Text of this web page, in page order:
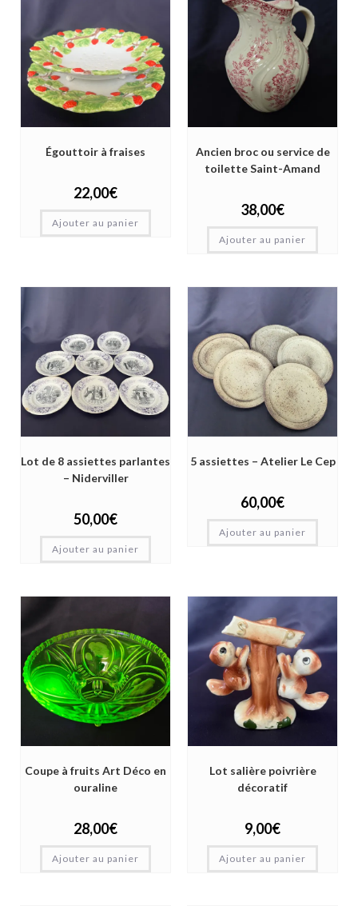
Égouttoir à fraises
22,00€
Ajouter au panier
Ancien broc ou service de
toilette Saint-Amand
38,00€
Ajouter au panier
Lot de 8 assiettes parlantes
– Niderviller
50,00€
Ajouter au panier
5 assiettes – Atelier Le Cep
60,00€
Ajouter au panier
Coupe à fruits Art Déco en
ouraline
28,00€
Ajouter au panier
Lot salière poivrière
décoratif
9,00€
Ajouter au panier